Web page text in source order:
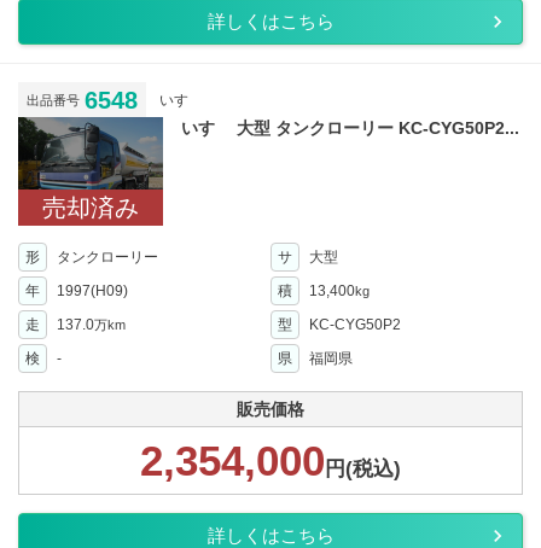
詳しくはこちら
出品番号 6548 いすゞ
売却済み
いすゞ 大型 タンクローリー KC-CYG50P2...
形 タンクローリー サ
大型
年
1997(H09) 積 13,400kg
走 137.0万km 型
KC-CYG50P2
検
- 県 福岡県
販売価格
2,354,000 円(税込)
詳しくはこちら